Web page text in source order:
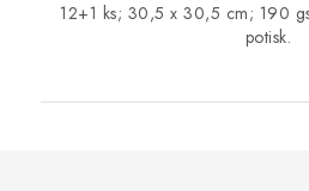
12+1 ks; 30,5 x 30,5 cm; 190
potisk.